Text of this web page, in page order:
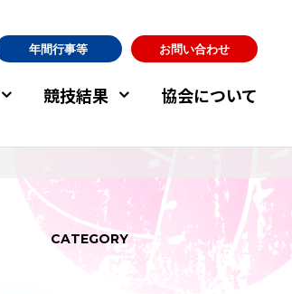
競技結果 協会について
年間行事等 お問い合わせ
CATEGORY